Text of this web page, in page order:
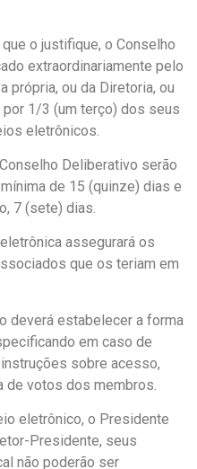
o justifique, o Conselho
extraordinariamente pelo
própria, ou da Diretoria, ou
por 1/3 (um terço) dos seus
eletrônicos.
Deliberativo serão
de 15 (quinze) dias e
7 (sete) dias.
assegurará os
que os teriam em
deverá estabelecer a forma
em caso de
sobre acesso,
de votos dos membros.
eletrônico, o Presidente
Presidente, seus
não poderão ser